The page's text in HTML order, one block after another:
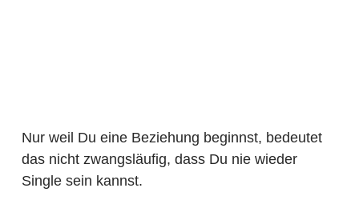
Nur weil Du eine Beziehung beginnst, bedeutet
das nicht zwangsläufig, dass Du nie wieder
Single sein kannst.